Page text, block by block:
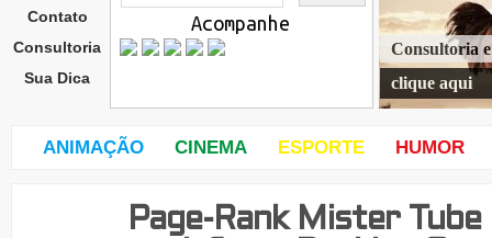
Contato
Consultoria
Sua Dica
Acompanhe
Consultoria
clique aqui
ANIMAÇÃO CINEMA ESPORTE HUMOR
Page-Rank Mister